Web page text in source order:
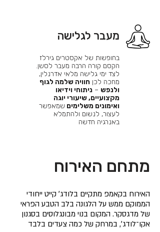
מעבר לגלישה
בחופשות של אקסטרים גירלז
הקסם קורה הרבה מעבר לסשן.
לצד ימי גלישה מלאי אדרנלין,
מחכה לכן חוויה שלמה לגוף
ולנפש – ניתוחי וידיאו
מקצועיים, שיעורי יוגה
ואימונים משלימים שמאפשר
לעצור, לנשום ולהתמלא
באנרגיה חדשה
מתחם האירוח
האירוח בקאמפ מתקיים בלודג׳ קייט ייחודי
הממוקם ממש על הלגונה בלב הטבע הפראי
של מדגסקר. המקום בנוי מבונגלוסים בסגנון
אקו־לודג׳, במרחק של כמה צעדים בלבד